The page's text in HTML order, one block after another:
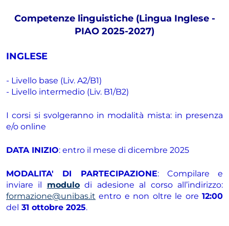
Competenze linguistiche (Lingua Inglese -
PIAO 2025-2027)
INGLESE
- Livello base (Liv. A2/B1)
- Livello intermedio (Liv. B1/B2)
I corsi si svolgeranno in modalità mista: in presenza
e/o online
DATA INIZIO: entro il mese di dicembre 2025
MODALITA' DI PARTECIPAZIONE: Compilare e
inviare il modulodi adesione al corso all’indirizzo:
formazione@unibas.it entro e non oltre le ore12:00
del 31 ottobre 2025.